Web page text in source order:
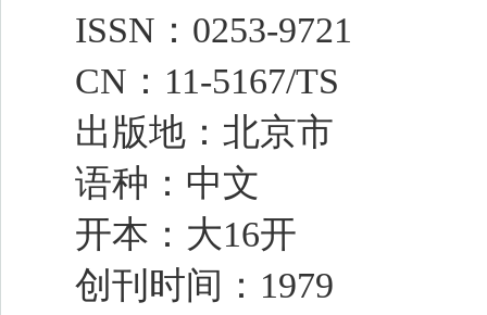
ISSN：0253-9721
CN：11-5167/TS
出版地：北京市
语种：中文
开本：大16开
创刊时间：1979